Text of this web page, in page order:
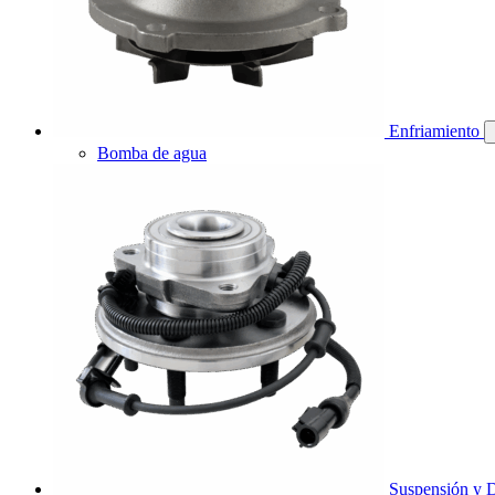
Enfriamiento
Bomba de agua
Suspensión y